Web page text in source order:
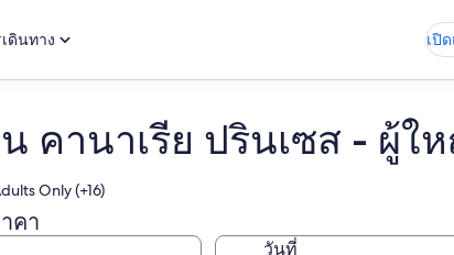
ดินทาง
เปิ
คานาเรีย ปรินเซส - ผู้ใ
Only (+16)
คา
วันที่